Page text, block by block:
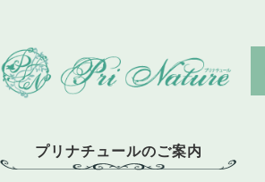
プリナチュールのご案内